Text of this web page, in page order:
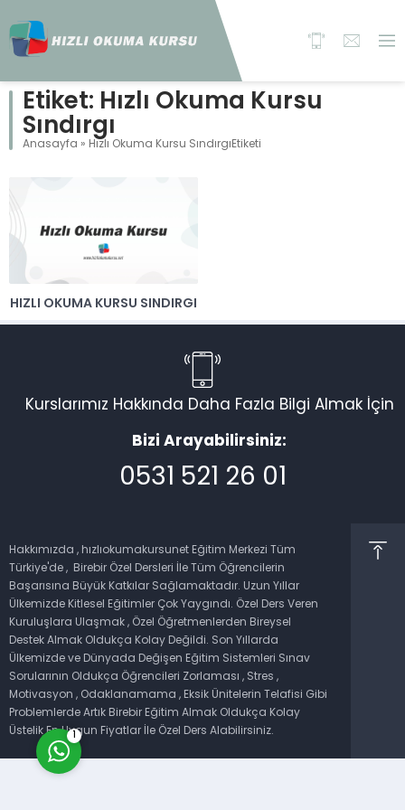
Etiket: Hızlı Okuma Kursu
Sındırgı
Anasayfa » Hızlı Okuma Kursu SındırgıEtiketi
HIZLI OKUMA KURSU SINDIRGI
Kurslarımız Hakkında Daha Fazla Bilgi Almak İçin
Bizi Arayabilirsiniz:
0531 521 26 01
Hakkımızda , hızlıokumakursunet Eğitim Merkezi Tüm
Türkiye'de , Birebir Özel Dersleri İle Tüm Öğrencilerin
Başarısına Büyük Katkılar Sağlamaktadır. Uzun Yıllar
Ülkemizde Kitlesel Eğitimler Çok Yaygındı. Özel Ders Veren
Kuruluşlara Ulaşmak , Özel Öğretmenlerden Bireysel
Destek Almak Oldukça Kolay Değildi. Son Yıllarda
Ülkemizde ve Dünyada Değişen Eğitim Sistemleri Sınav
Sorularının Oldukça Öğrencileri Zorlaması , Stres ,
Motivasyon , Odaklanamama , Eksik Ünitelerin Telafisi Gibi
Problemlerde Artık Birebir Eğitim Almak Oldukça Kolay
Üstelik En Uygun Fiyatlar İle Özel Ders Alabilirsiniz.
Müşteri Temsilcisi
Cevap Yaz